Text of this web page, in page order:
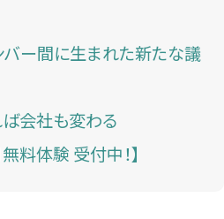
バー間に生まれた新たな議
会社も変わる
料体験 受付中！】